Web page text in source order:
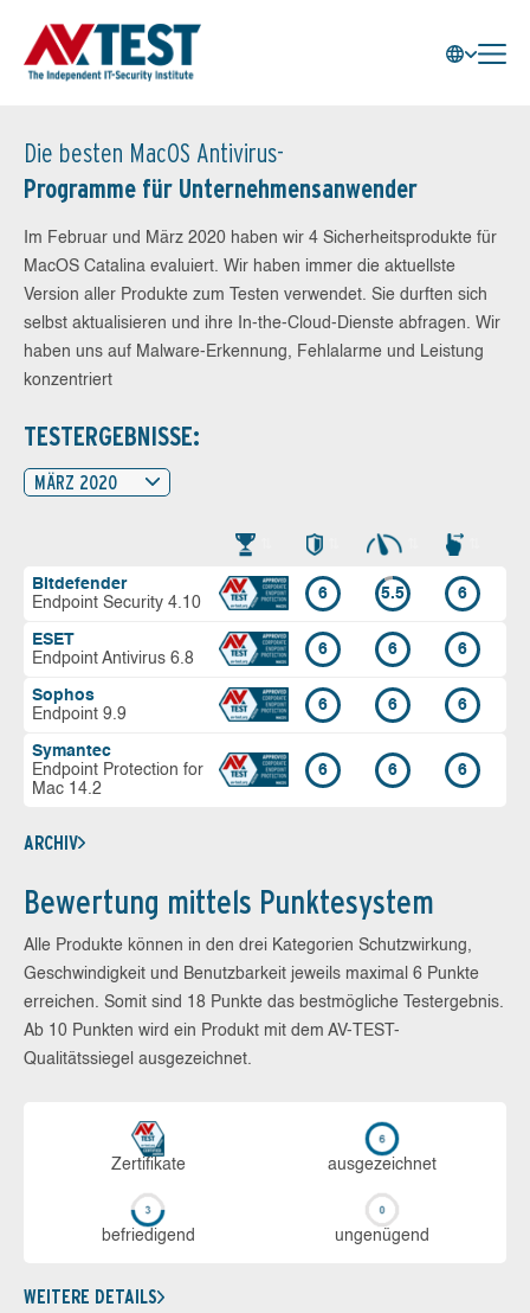
Die besten MacOS Antivirus-
Programme für Unternehmensanwender
Im Februar und März 2020 haben wir 4 Sicherheitsprodukte für
MacOS Catalina evaluiert. Wir haben immer die aktuellste
Version aller Produkte zum Testen verwendet. Sie durften sich
selbst aktualisieren und ihre In-the-Cloud-Dienste abfragen. Wir
haben uns auf Malware-Erkennung, Fehlalarme und Leistung
konzentriert
TESTERGEBNISSE:
MÄRZ 2020
Bitdefender
Endpoint Security 4.10
6 5.5 6
ESET
Endpoint Antivirus 6.8
6 6 6
Sophos
Endpoint 9.9
6 6 6
Symantec
Endpoint Protection for
Mac 14.2
6 6 6
ARCHIV
Bewertung mittels Punktesystem
Alle Produkte können in den drei Kategorien Schutzwirkung,
Geschwindigkeit und Benutzbarkeit jeweils maximal 6 Punkte
erreichen. Somit sind 18 Punkte das bestmögliche Testergebnis.
Ab 10 Punkten wird ein Produkt mit dem AV-TEST-
Qualitätssiegel ausgezeichnet.
Zerti­fikate aus­ge­zeich­net
be­frie­di­gend un­ge­nü­gend
WEITERE DETAILS